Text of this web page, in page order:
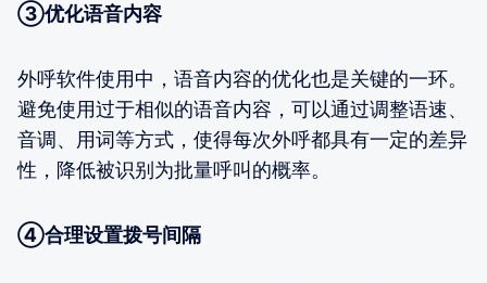
③优化语音内容
外呼软件使用中，语音内容的优化也是关键的一环。
避免使用过于相似的语音内容，可以通过调整语速、
音调、用词等方式，使得每次外呼都具有一定的差异
性，降低被识别为批量呼叫的概率。
④合理设置拨号间隔